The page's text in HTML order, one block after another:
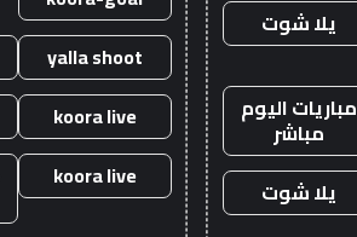
يلا شوت
مباريات اليوم
مباشر
يلا شوت
yalla shoot
koora live
koora live